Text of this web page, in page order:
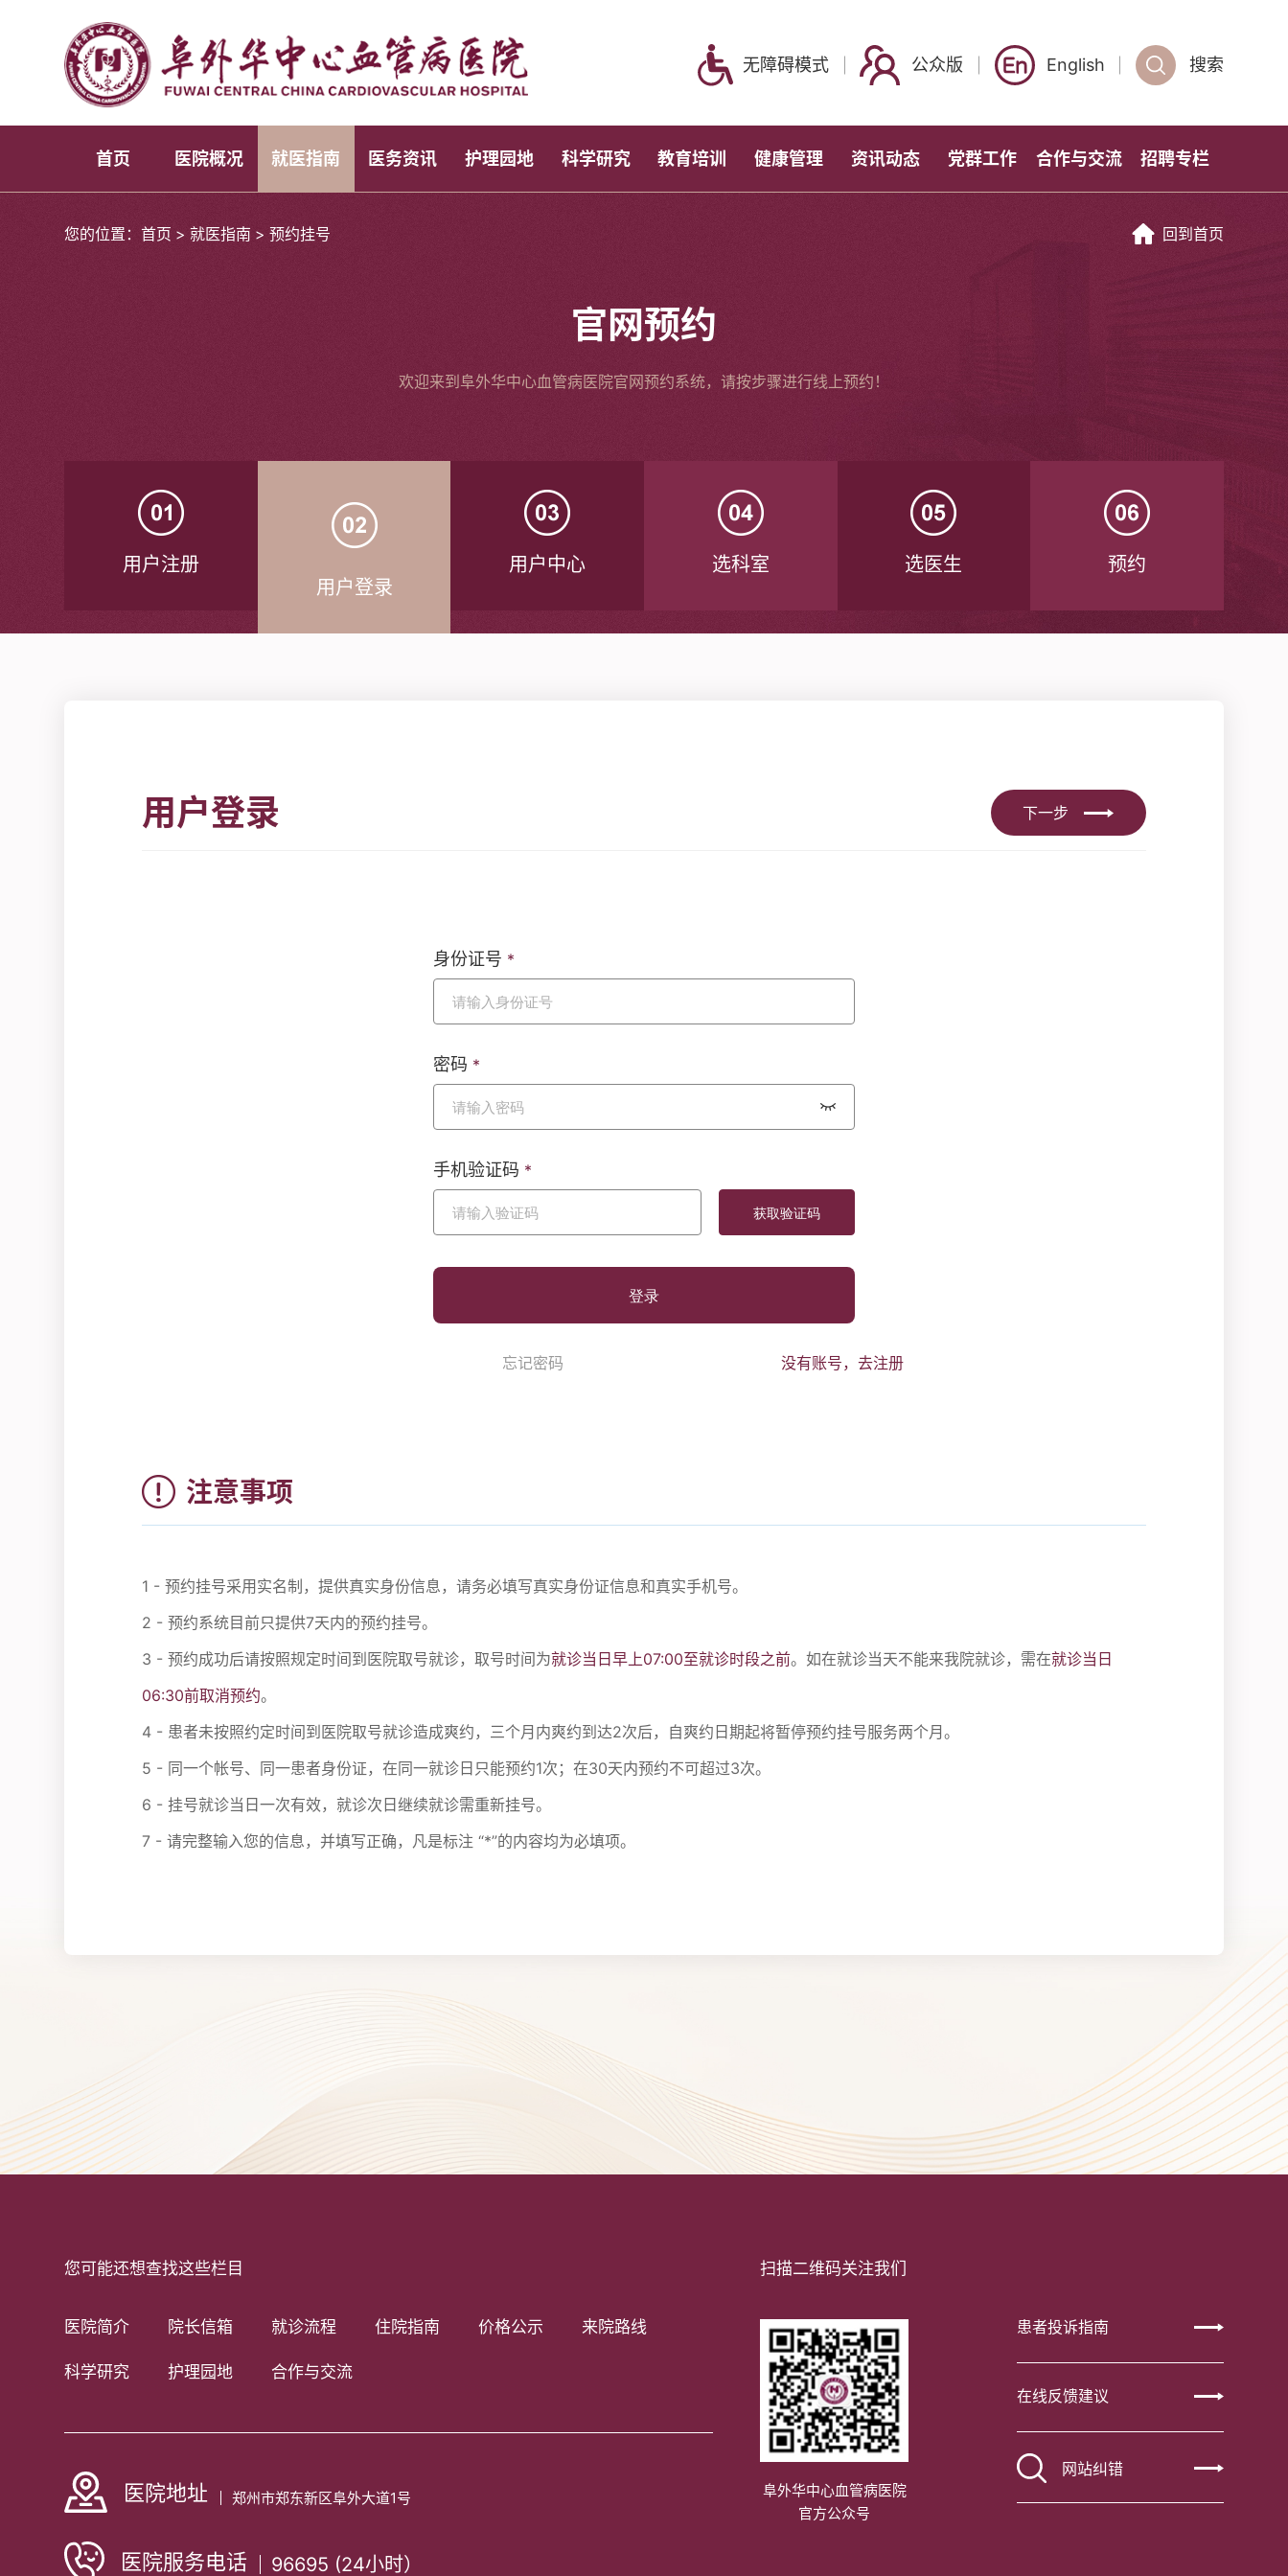
无障碍模式 公众版 English 搜索
首页 医院概况 就医指南 医务资讯 护理园地 科学研究 教育培训 健康管理 资讯动态 党群工作 合作与交流 招聘专栏
您的位置：首页 > 就医指南 > 预约挂号 回到首页
官网预约
欢迎来到阜外华中心血管病医院官网预约系统，请按步骤进行线上预约！
用户注册
用户登录
用户中心 选科室 选医生 预约
用户登录 下一步
身份证号 *
密码 *
手机验证码 *
登录
忘记密码 没有账号，去注册
注意事项
1 - 预约挂号采用实名制，提供真实身份信息，请务必填写真实身份证信息和真实手机号。
2 - 预约系统目前只提供7天内的预约挂号。
3 - 预约成功后请按照规定时间到医院取号就诊，取号时间为就诊当日早上07:00至就诊时段之前。如在就诊当天不能来我院就诊，需在就诊当日
06:30前取消预约。
4 - 患者未按照约定时间到医院取号就诊造成爽约，三个月内爽约到达2次后，自爽约日期起将暂停预约挂号服务两个月。
5 - 同一个帐号、同一患者身份证，在同一就诊日只能预约1次；在30天内预约不可超过3次。
6 - 挂号就诊当日一次有效，就诊次日继续就诊需重新挂号。
7 - 请完整输入您的信息，并填写正确，凡是标注 “*”的内容均为必填项。
您可能还想查找这些栏目
医院简介 院长信箱 就诊流程 住院指南 价格公示 来院路线
科学研究 护理园地 合作与交流
医院地址 郑州市郑东新区阜外大道1号
医院服务电话 96695 (24小时）
扫描二维码关注我们
阜外华中心血管病医院
官方公众号
患者投诉指南
在线反馈建议
网站纠错